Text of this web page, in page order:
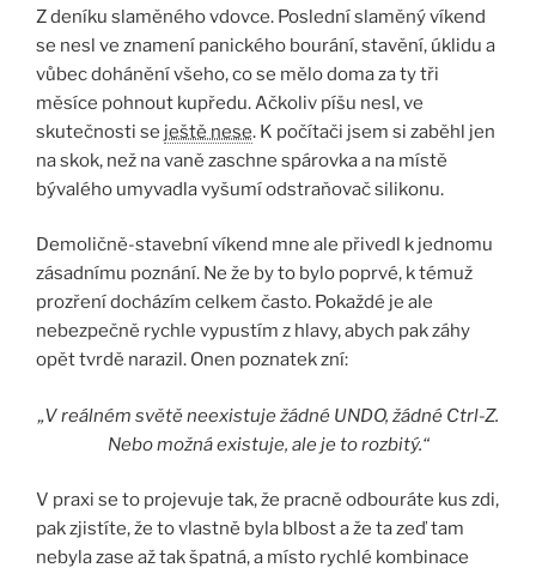
Z deníku slaměného vdovce. Poslední slaměný víkend
se nesl ve znamení panického bourání, stavění, úklidu a
vůbec dohánění všeho, co se mělo doma za ty tři
měsíce pohnout kupředu. Ačkoliv píšu nesl, ve
skutečnosti se ještě nese. K počítači jsem si zaběhl jen
na skok, než na vaně zaschne spárovka a na místě
bývalého umyvadla vyšumí odstraňovač silikonu.
Demoličně-stavební víkend mne ale přivedl k jednomu
zásadnímu poznání. Ne že by to bylo poprvé, k témuž
prozření docházím celkem často. Pokaždé je ale
nebezpečně rychle vypustím z hlavy, abych pak záhy
opět tvrdě narazil. Onen poznatek zní:
„V reálném světě neexistuje žádné UNDO, žádné Ctrl-Z.
Nebo možná existuje, ale je to rozbitý.“
V praxi se to projevuje tak, že pracně odbouráte kus zdi,
pak zjistíte, že to vlastně byla blbost a že ta zeď tam
nebyla zase až tak špatná, a místo rychlé kombinace